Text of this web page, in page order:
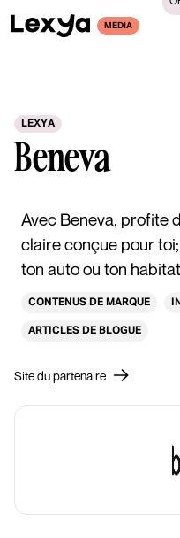
MEDIA
LEXYA
Beneva
Avec Beneva, profite
claire conçue pour
ton auto ou ton
CONTENUS DE MARQUE
ARTICLES DE BLOGUE
Site du partenaire